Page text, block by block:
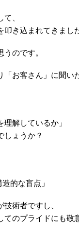
、
叩き込まれてきまし
のです。
「お客さん」に聞い
理解しているか」
しょうか？
的な盲点」
技術者ですし、
てのプライドにも敬